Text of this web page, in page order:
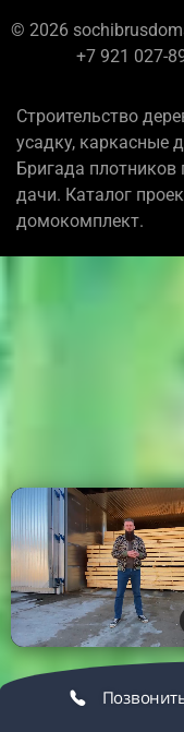
© 2026
+7 921 027-
Строительство
усадку, каркасные
Бригада
дачи. Каталог
домокомплект.